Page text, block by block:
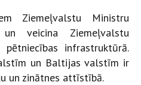
Ziemeļvalstu Ministru
veicina Ziemeļvalstu
infrastruktūrā.
un Baltijas valstīm ir
un zinātnes attīstībā.